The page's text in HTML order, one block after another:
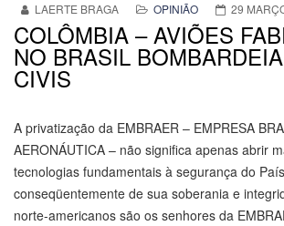
LAERTE BRAGA OPINIÃO 29
COLÔMBIA – AVIÕES
NO BRASIL
CIVIS
A privatização da EMBRAER – EMPRESA
AERONÁUTICA – não significa apenas abrir
tecnologias fundamentais à segurança do
conseqüentemente de sua soberania e
norte-americanos são os senhores da